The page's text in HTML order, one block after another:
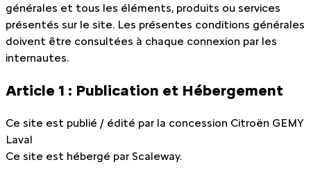
générales et tous les éléments, produits ou services
présentés sur le site. Les présentes conditions générales
doivent être consultées à chaque connexion par les
internautes.
Article 1 : Publication et Hébergement
Ce site est publié / édité par la concession Citroën GEMY
Laval
Ce site est hébergé par Scaleway.